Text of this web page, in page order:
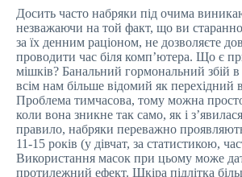
Досить часто набряки під очима
незважаючи на той факт, що ви старанно
за їх денним раціоном, не дозволяєте
проводити час біля комп’ютера. Що є
мішків? Банальний гормональний збій в
всім нам більше відомий як перехідний
Проблема тимчасова, тому можна
коли вона зникне так само, як і
правило, набряки переважно
11-15 років (у дівчат, за статистикою,
Використання масок при цьому може
протилежний ефект. Шкіра підлітка